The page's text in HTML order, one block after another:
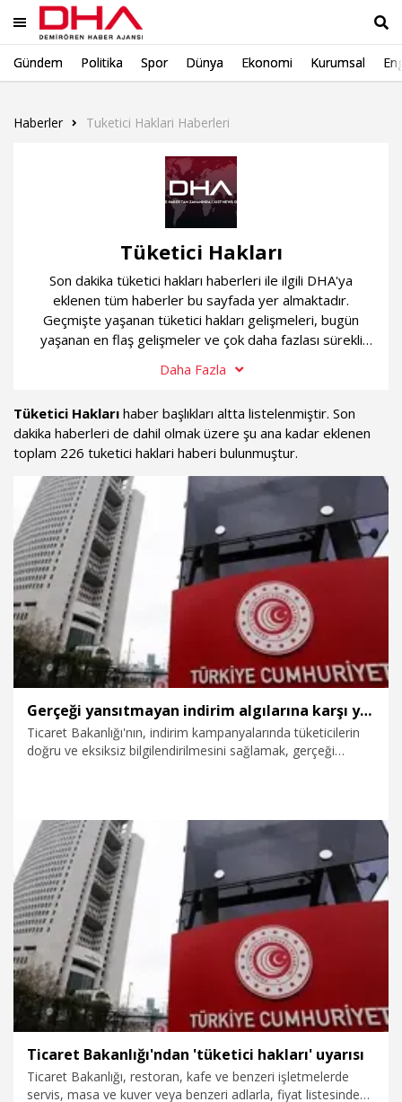
Gündem Politika Spor Dünya Ekonomi Kurumsal
Haberler Tuketici Haklari Haberleri
Tüketici Hakları
Son dakika tüketici hakları haberleri ile ilgili DHA'ya
eklenen tüm haberler bu sayfada yer almaktadır.
Geçmişte yaşanan tüketici hakları gelişmeleri, bugün
yaşanan en flaş gelişmeler ve çok daha fazlası sürekli
Daha Fazla
Tüketici Hakları haber başlıkları altta listelenmiştir. Son
dakika haberleri de dahil olmak üzere şu ana kadar eklenen
toplam 226 tuketici haklari haberi bulunmuştur.
Gerçeği yansıtmayan indirim algılarına karşı yönetmelik 1 Ağustos'ta yürürlükte
Ticaret Bakanlığı'nın, indirim kampanyalarında tüketicilerin
doğru ve eksiksiz bilgilendirilmesini sağlamak, gerçeği
29.07.2026 Ekonomi
Ticaret Bakanlığı'ndan 'tüketici hakları' uyarısı
Ticaret Bakanlığı, restoran, kafe ve benzeri işletmelerde
servis, masa ve kuver veya benzeri adlarla, fiyat listesinde